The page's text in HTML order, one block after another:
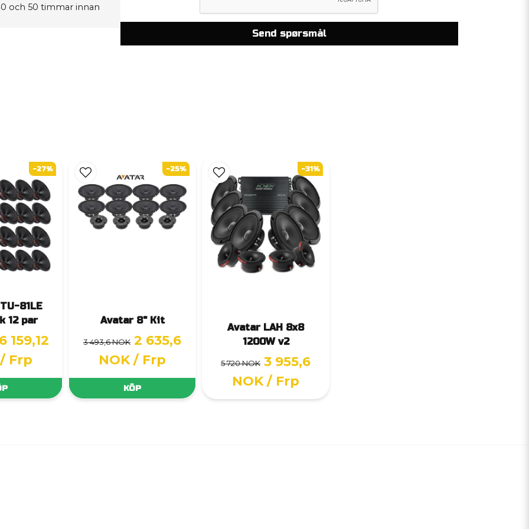
och 50 timmar innan
upp och kör 2 stycken
för att få bättre kontroll
200.2 hade varit en
Send spørsmål
81LE
12 par
6 159,12
/ Frp
-27%
Avatar 8" Kit
3 493,6 NOK 2 635,6
NOK / Frp
KÖP
-25%
Avatar LAH 8x8
1200W v2
5 720 NOK 3 955,6
NOK / Frp
-31%